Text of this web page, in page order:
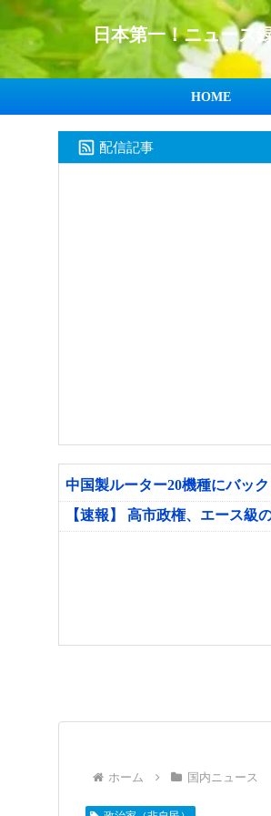
日本第一！ニュース
HOME
配信記事
中国製ルーター20機種にバッ
【速報】 高市政権、エース
ホーム 国内ニュース